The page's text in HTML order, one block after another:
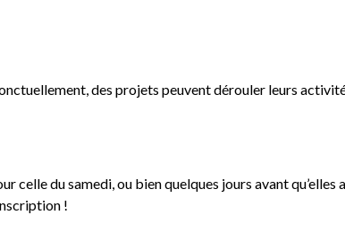
des projets peuvent dérouler leurs
du samedi, ou bien quelques jours avant qu’elles
!